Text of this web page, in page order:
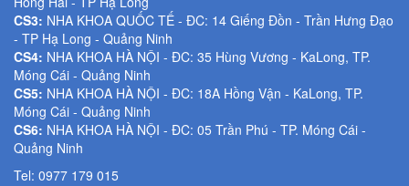
CS3: NHA KHOA QUỐC TẾ - ĐC: 14 Giếng Đồn - Trần Hưng Đạo
- TP Hạ Long - Quảng Ninh
CS4: NHA KHOA HÀ NỘI - ĐC: 35 Hùng Vương - KaLong, TP.
Móng Cái - Quảng Ninh
CS5: NHA KHOA HÀ NỘI - ĐC: 18A Hồng Vận - KaLong, TP.
Móng Cái - Quảng Ninh
CS6: NHA KHOA HÀ NỘI - ĐC: 05 Trần Phú - TP. Móng Cái -
Quảng Ninh
Tel: 0977 179 015